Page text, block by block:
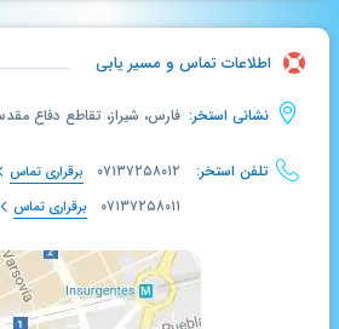
اطلاعات تماس و مسیر یابی
نشانی استخر: فارس، شیراز، تقاطع دفاع
تلفن استخر: ۰۷۱۳۷۲۵۸۰۱۲ برقراری تماس
۰۷۱۳۷۲۵۸۰۱۱ برقراری تماس